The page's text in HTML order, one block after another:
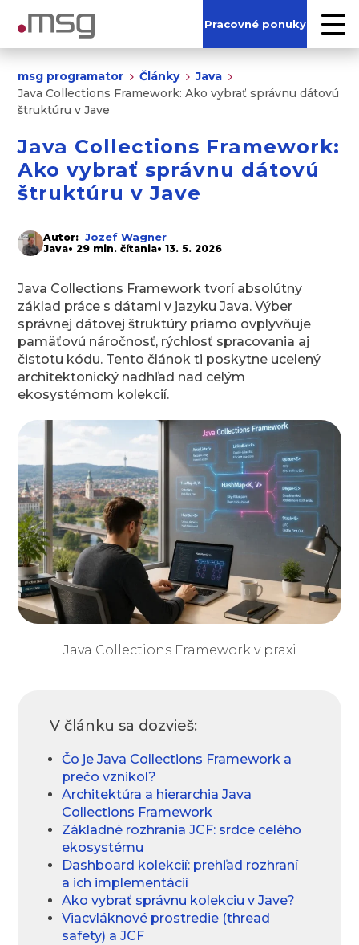
Pracovné ponuky
msg programator Články
Java
Java Collections Framework: Ako vybrať správnu dátovú
štruktúru v Jave
Java Collections Framework:
Ako vybrať správnu dátovú
štruktúru v Jave
Autor: Jozef Wagner
Java• 29 min. čítania• 13. 5. 2026
Java Collections Framework tvorí absolútny
základ práce s dátami v jazyku Java. Výber
správnej dátovej štruktúry priamo ovplyvňuje
pamäťovú náročnosť, rýchlosť spracovania aj
čistotu kódu. Tento článok ti poskytne ucelený
architektonický nadhľad nad celým
ekosystémom kolekcií.
Java Collections Framework v praxi
V článku sa dozvieš:
Čo je Java Collections Framework a
prečo vznikol?
Architektúra a hierarchia Java
Collections Framework
Základné rozhrania JCF: srdce celého
ekosystému
Dashboard kolekcií: prehľad rozhraní
a ich implementácií
Ako vybrať správnu kolekciu v Jave?
Viacvláknové prostredie (thread
safety) a JCF